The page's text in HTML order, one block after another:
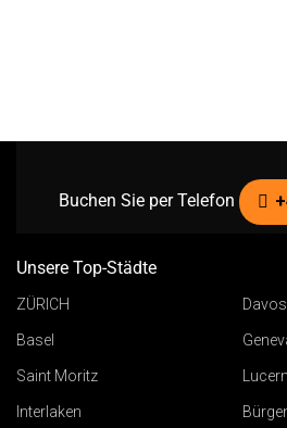
Buchen Sie per Telefon
Unsere Top-Städte
ZÜRICH Davos
Basel
Saint Moritz
Interlaken